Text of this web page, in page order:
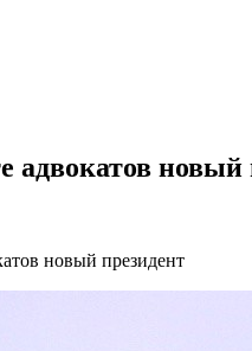
адвокатов новый
новый президент